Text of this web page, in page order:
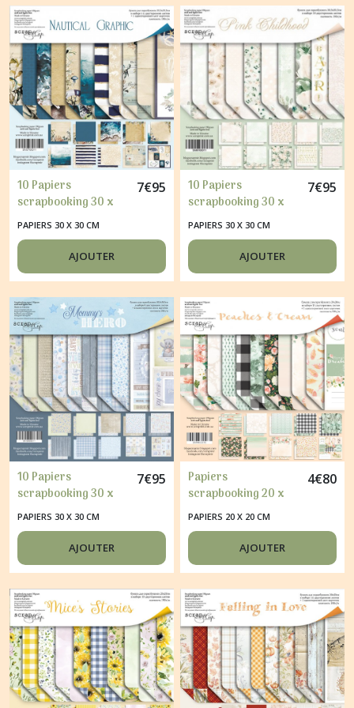
10 Papiers
scrapbooking 30 x
30 cm album faire
part carte Scrapmir
NAUTICAL GRAPHIC
7€95
PAPIERS 30 X 30 CM
AJOUTER
10 Papiers
scrapbooking 30 x
30 cm album faire
part carte Scrapmir
PINK CHILDHOOD
7€95
PAPIERS 30 X 30 CM
AJOUTER
10 Papiers
scrapbooking 30 x
30 cm album faire
part carte Scrapmir
MOMMY S HERO
7€95
PAPIERS 30 X 30 CM
AJOUTER
Papiers
scrapbooking 20 x
20 cm album faire
part carte Scrapmir
PEACHES & CREAM
4€80
PAPIERS 20 X 20 CM
AJOUTER